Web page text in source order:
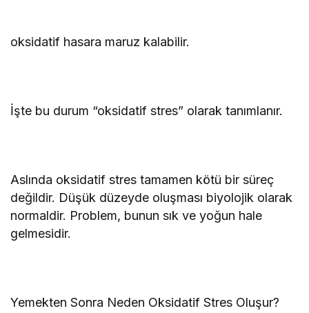
oksidatif hasara maruz kalabilir.
İşte bu durum “oksidatif stres” olarak tanımlanır.
Aslında oksidatif stres tamamen kötü bir süreç
değildir. Düşük düzeyde oluşması biyolojik olarak
normaldir. Problem, bunun sık ve yoğun hale
gelmesidir.
Yemekten Sonra Neden Oksidatif Stres Oluşur?